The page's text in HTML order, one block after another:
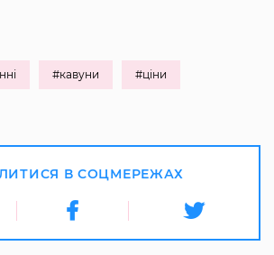
#кавуни #ціни
В СОЦМЕРЕЖАХ